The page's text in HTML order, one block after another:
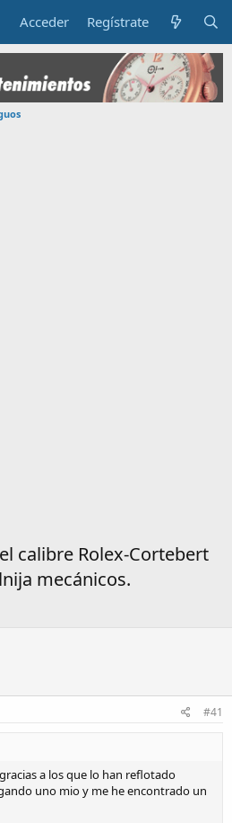
Acceder Regístrate
calibre Rolex-Cortebert
mecánicos.
#41
a los que lo han reflotado
uno mio y me he encontrado un